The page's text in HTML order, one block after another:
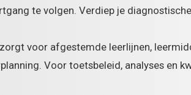
te volgen. Verdiep je
voor afgestemde leerlijnen,
Voor toetsbeleid, analyses en